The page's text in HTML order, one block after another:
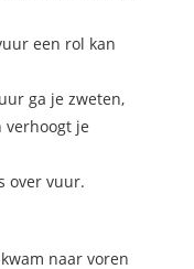
een rol kan
ga je zweten,
je
over vuur.
naar voren